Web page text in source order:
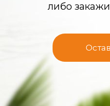
либо